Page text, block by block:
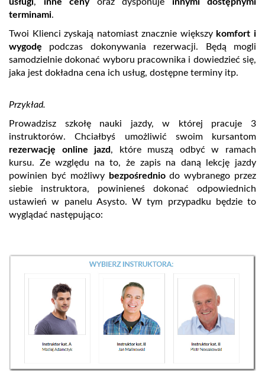
terminami.
Twoi Klienci zyskają natomiast znacznie większy komfort i
wygodę podczas dokonywania rezerwacji. Będą mogli
samodzielnie dokonać wyboru pracownika i dowiedzieć się,
jaka jest dokładna cena ich usług, dostępne terminy itp.
Przykład.
Prowadzisz szkołę nauki jazdy, w której pracuje 3
instruktorów. Chciałbyś umożliwić swoim kursantom
rezerwację online jazd, które muszą odbyć w ramach
kursu. Ze względu na to, że zapis na daną lekcję jazdy
powinien być możliwy bezpośredniodo wybranego przez
siebie instruktora, powinieneś dokonać odpowiednich
ustawień w panelu Asysto. W tym przypadku będzie to
wyglądać następująco: